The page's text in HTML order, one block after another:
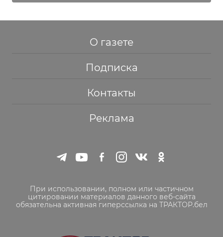
О газете
Подписка
Контакты
Реклама
При использовании, полном или частичном
цитировании материалов данного веб-сайта
обязательна активная гиперссылка на ТРАКТОР.бел